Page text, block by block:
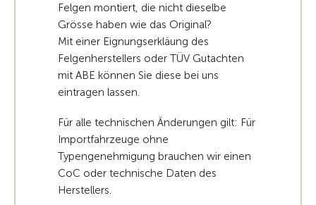
Felgen montiert, die nicht dieselbe
Grösse haben wie das Original?
Mit einer Eignungserkläung des
Felgenherstellers oder TÜV Gutachten
mit ABE können Sie diese bei uns
eintragen lassen.
Für alle technischen Änderungen gilt: Für
Importfahrzeuge ohne
Typengenehmigung brauchen wir einen
CoC oder technische Daten des
Herstellers.